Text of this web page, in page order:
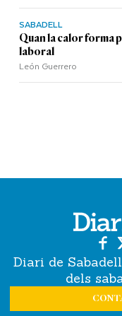
SABADELL
Quan la calor forma
laboral
León Guerrero
Diari de
dels